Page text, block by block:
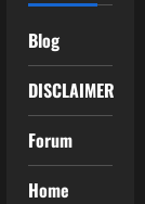
Blog
DISCLAIMER
Forum
Home